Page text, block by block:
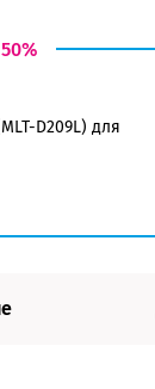
D209L) для